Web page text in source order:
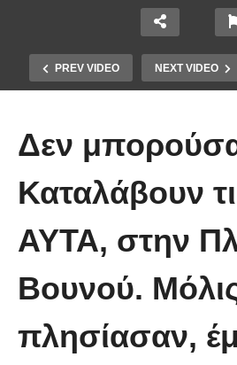
PREV VIDEO NEXT VIDEO
10 από τα πιο
ουρανό
Δεν
Καταλάβουν τι
ΑΥΤΑ, στην
Βουνού.
πλησίασαν,